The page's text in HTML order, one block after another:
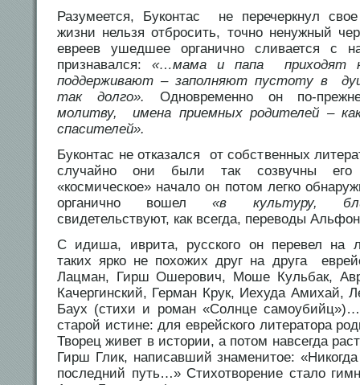
Разумеется, Буконтас не перечеркнул
жизни нельзя отбросить, точно ненужный
евреев ушедшее органично сливается с
признавался: «…мама и папа приходят
поддерживают – заполняют пустоту в
так долго». Одновременно он по-
молитву, имена приемных родителей –
спасителей».
Буконтас не отказался от собственных
случайно они были так созвучны
«космическое» начало он потом легко
органично вошел«в культуру,
свидетельствуют, как всегда, переводы
С идиша, иврита, русского он перевел на
таких ярко не похожих друг на друга
Лацман, Гирш Ошерович, Моше Кульбак,
Качергинский, Герман Крук, Иехуда Амихай,
Баух (стихи и роман «Солнце
старой истине: для еврейского литератора
Творец живет в истории, а потом навсегда
Гирш Глик, написавший знаменитое:
последний путь…» Стихотворение стало